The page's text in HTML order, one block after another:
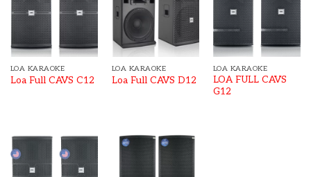
LOA KARAOKE
Loa Full CAVS C12
LOA KARAOKE
Loa Full CAVS D12
LOA KARAOKE
LOA FULL CAVS
G12